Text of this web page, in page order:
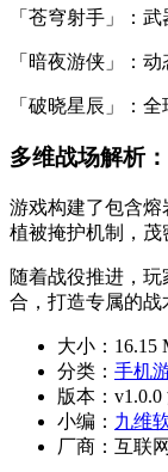
「苍穹射手」：
「暗夜游侠」：
「破晓星辰」：
多维战场解析：
游戏构建了包含
植被掩护机制，茂
随着战役推进，
合，打造专属的战
大小： 16.15
分类： 手机
版本： v1.0.0
小编： 九维
厂商： 互联网